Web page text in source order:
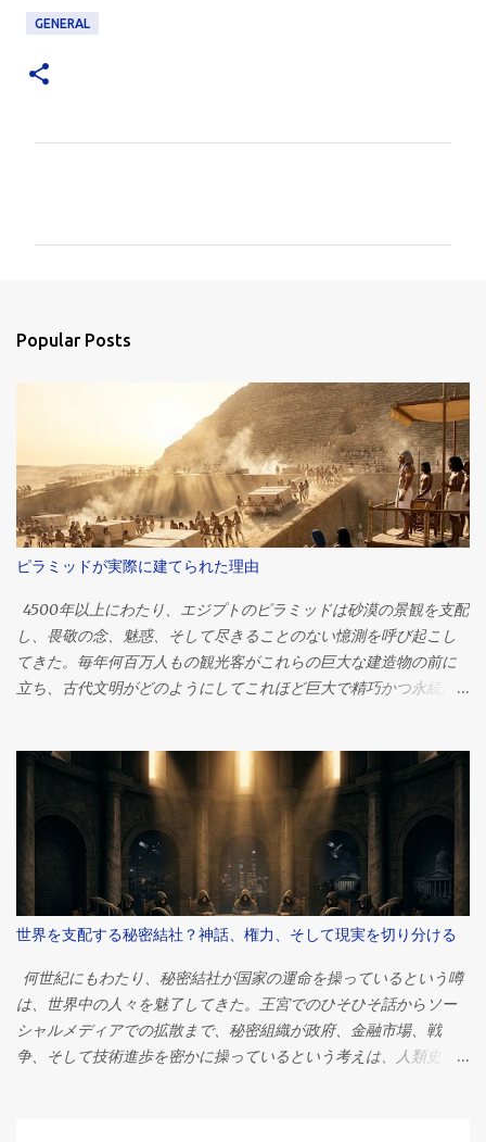
GENERAL
s
Popular Posts
ピラミッドが実際に建てられた理由
4500年以上にわたり、エジプトのピラミッドは砂漠の景観を支配
し、畏敬の念、魅惑、そして尽きることのない憶測を呼び起こし
てきた。毎年何百万人もの観光客がこれらの巨大な建造物の前に
立ち、古代文明がどのようにしてこれほど巨大で精巧かつ永続的
的偉業の一つとして今もなお語り継がれています。紀元前2560年
頃、ファラオ・クフの治世中に建造されたこのピラミッドは、当
初は高さ約146メートル（481フィート）で、推定230万個の石材で
構成されていました。 しかし、何世紀にもわたる研究にもかかわ
らず、世界中の人々を魅了し続ける疑問がある。ピラミッドは一
体なぜ建てられたのか？ 答えは単純に思えるかもしれない。ほと
んどのエジプト学者は、ピラミッドは強力なファラオのための壮
大な墓として機能したという点で意見が一致している。しかし、
その物語は単なる埋葬地というよりもはるかに複雑だ。これらの
建造物は、政治権力、宗教的信仰、宇宙観、経済組織、そして歴
史上最も偉大な文明の一つが抱いていた並外れた野心を象徴して
いたのだ。 ピラミッドがなぜ建設されたのかを理解するには、古
世界を支配する秘密結社？神話、権力、そして現実を切り分ける
何世紀にもわたり、秘密結社が国家の運命を操っているという噂
は、世界中の人々を魅了してきた。王宮でのひそひそ話からソー
シャルメディアでの拡散まで、秘密組織が政府、金融市場、戦
争、そして技術進歩を密かに操っているという考えは、人類史上